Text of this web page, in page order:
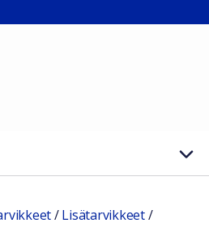
/Lisätarvikkeet/